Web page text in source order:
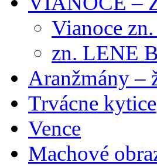
Vianoce
zn. LENE
Aranžmány –
Trvácne kytice
Vence
Machové